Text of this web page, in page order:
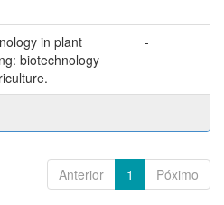
in plant
biotechnology
-
Anterior 1 Póximo